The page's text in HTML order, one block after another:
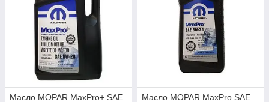
Масло MOPAR MaxPro+ SAE
Масло MOPAR MaxPro SAE